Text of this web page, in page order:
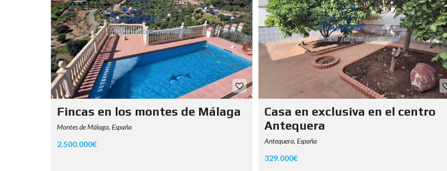
Fincas en los montes de Málaga
Montes de Málaga, España
2.500.000€
Casa en exclusiva en el centro
Antequera
Antequera, España
329.000€